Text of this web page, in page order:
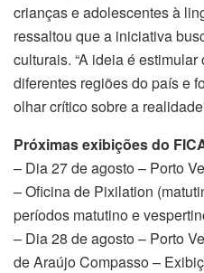
crianças e adolescentes à
ressaltou que a iniciativa
culturais. “A ideia é
diferentes regiões do país e
olhar crítico sobre a
Próximas exibições do
– Dia 27 de agosto – Porto
– Oficina de Pixilation
períodos matutino e
– Dia 28 de agosto – Porto
de Araújo Compasso –